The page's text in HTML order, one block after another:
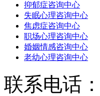
抑郁症咨询中心
失眠心理咨询中心
焦虑症咨询中心
职场心理咨询中心
婚姻情感咨询中心
老幼心理咨询中心
联系电话：